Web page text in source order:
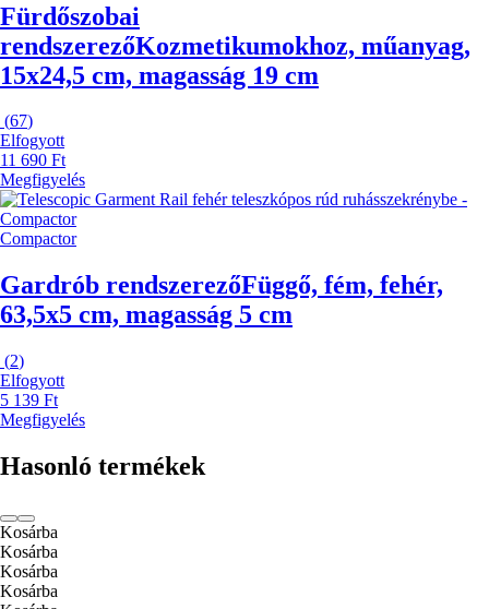
Fürdőszobai
rendszerezőKozmetikumokhoz, műanyag,
15x24,5 cm, magasság 19 cm
(67)
Elfogyott
11 690 Ft
Megfigyelés
Compactor
Gardrób rendszerezőFüggő, fém, fehér,
63,5x5 cm, magasság 5 cm
(2)
Elfogyott
5 139 Ft
Megfigyelés
Hasonló termékek
Kosárba
Kosárba
Kosárba
Kosárba